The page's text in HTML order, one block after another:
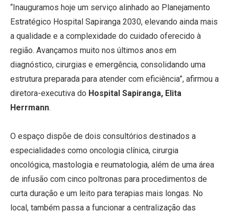
“Inauguramos hoje um serviço alinhado ao Planejamento
Estratégico Hospital Sapiranga 2030, elevando ainda mais
a qualidade e a complexidade do cuidado oferecido à
região. Avançamos muito nos últimos anos em
diagnóstico, cirurgias e emergência, consolidando uma
estrutura preparada para atender com eficiência”, afirmou a
diretora-executiva do Hospital Sapiranga, Elita
Herrmann.
O espaço dispõe de dois consultórios destinados a
especialidades como oncologia clínica, cirurgia
oncológica, mastologia e reumatologia, além de uma área
de infusão com cinco poltronas para procedimentos de
curta duração e um leito para terapias mais longas. No
local, também passa a funcionar a centralização das